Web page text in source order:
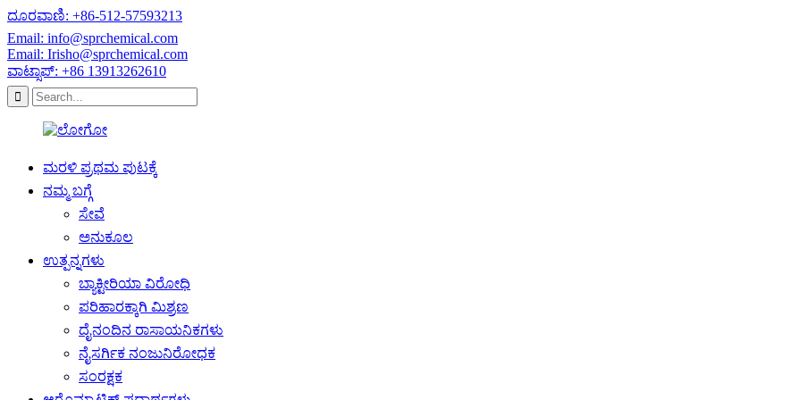
ದೂರವಾಣಿ: +86-512-57593213
Email: info@sprchemical.com
Email: Irisho@sprchemical.com
ವಾಟ್ಸಾಪ್: +86 13913262610
ಮರಳಿ ಪ್ರಥಮ ಪುಟಕ್ಕೆ
ನಮ್ಮ ಬಗ್ಗೆ
ಸೇವೆ
ಅನುಕೂಲ
ಉತ್ಪನ್ನಗಳು
ಬ್ಯಾಕ್ಟೀರಿಯಾ ವಿರೋಧಿ
ಪರಿಹಾರಕ್ಕಾಗಿ ಮಿಶ್ರಣ
ದೈನಂದಿನ ರಾಸಾಯನಿಕಗಳು
ನೈಸರ್ಗಿಕ ನಂಜುನಿರೋಧಕ
ಸಂರಕ್ಷಕ